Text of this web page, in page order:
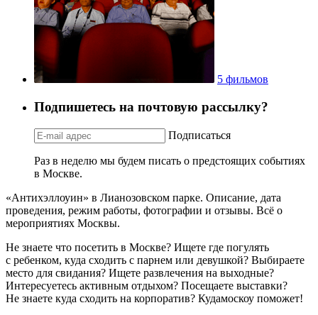
5 фильмов
Подпишетесь на почтовую рассылку?
Подписаться
Раз в неделю мы будем писать о предстоящих событиях
в Москве.
«Антихэллоуин» в Лианозовском парке. Описание, дата
проведения, режим работы, фотографии и отзывы. Всё о
мероприятиях Москвы.
Не знаете что посетить в Москве? Ищете где погулять
с ребенком, куда сходить с парнем или девушкой? Выбираете
место для свидания? Ищете развлечения на выходные?
Интересуетесь активным отдыхом? Посещаете выставки?
Не знаете куда сходить на корпоратив? Кудамоскоу поможет!